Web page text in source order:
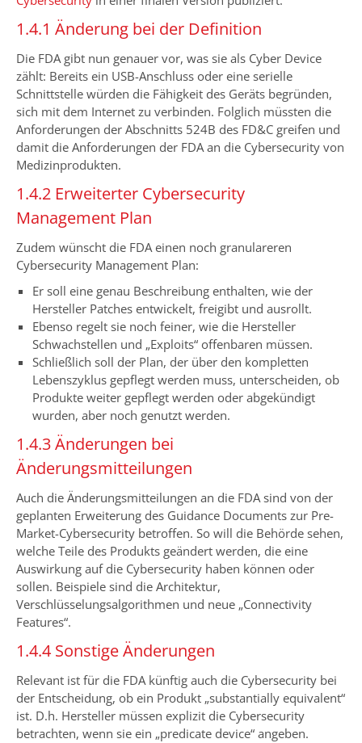
1.4.1 Änderung bei der Definition
Die FDA gibt nun genauer vor, was sie als Cyber Device
zählt: Bereits ein USB-Anschluss oder eine serielle
Schnittstelle würden die Fähigkeit des Geräts begründen,
sich mit dem Internet zu verbinden. Folglich müssten die
Anforderungen der Abschnitts 524B des FD&C greifen und
damit die Anforderungen der FDA an die Cybersecurity von
Medizinprodukten.
1.4.2 Erweiterter Cybersecurity
Management Plan
Zudem wünscht die FDA einen noch granulareren
Cybersecurity Management Plan:
Er soll eine genau Beschreibung enthalten, wie der
Hersteller Patches entwickelt, freigibt und ausrollt.
Ebenso regelt sie noch feiner, wie die Hersteller
Schwachstellen und „Exploits“ offenbaren müssen.
Schließlich soll der Plan, der über den kompletten
Lebenszyklus gepflegt werden muss, unterscheiden, ob
Produkte weiter gepflegt werden oder abgekündigt
wurden, aber noch genutzt werden.
1.4.3 Änderungen bei
Änderungsmitteilungen
Auch die Änderungsmitteilungen an die FDA sind von der
geplanten Erweiterung des Guidance Documents zur Pre-
Market-Cybersecurity betroffen. So will die Behörde sehen,
welche Teile des Produkts geändert werden, die eine
Auswirkung auf die Cybersecurity haben können oder
sollen. Beispiele sind die Architektur,
Verschlüsselungsalgorithmen und neue „Connectivity
Features“.
1.4.4 Sonstige Änderungen
Relevant ist für die FDA künftig auch die Cybersecurity bei
der Entscheidung, ob ein Produkt „substantially equivalent“
ist. D.h. Hersteller müssen explizit die Cybersecurity
betrachten, wenn sie ein „predicate device“ angeben.